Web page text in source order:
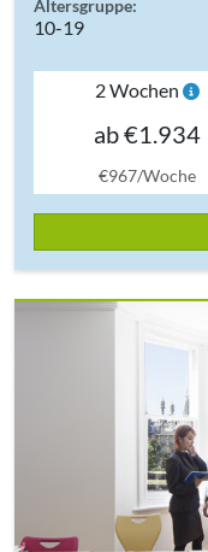
Altersgruppe:
10-19
2 Wochen
ab €1.934
€967/Woche